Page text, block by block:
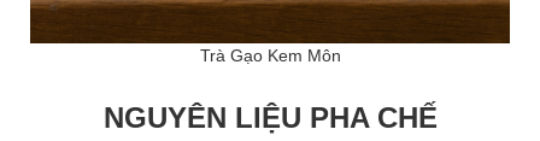
Trà Gạo Kem Môn
NGUYÊN LIỆU PHA CHẾ